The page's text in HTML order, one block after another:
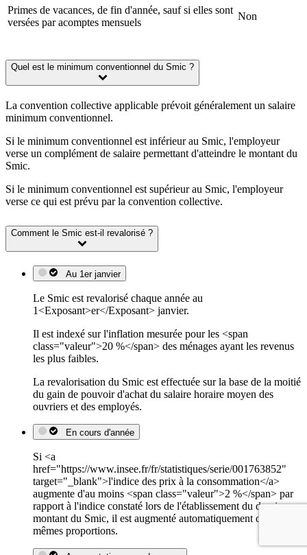
Primes de vacances, de fin d'année, sauf si elles sont
versées par acomptes mensuels
Non
Quel est le minimum conventionnel du Smic ?
La convention collective applicable prévoit généralement un salaire
minimum conventionnel.
Si le minimum conventionnel est inférieur au Smic, l'employeur
verse un complément de salaire permettant d'atteindre le montant du
Smic.
Si le minimum conventionnel est supérieur au Smic, l'employeur
verse ce qui est prévu par la convention collective.
Comment le Smic est-il revalorisé ?
Au 1er janvier
Le Smic est revalorisé chaque année au
1<Exposant>er</Exposant> janvier.
Il est indexé sur l'inflation mesurée pour les <span
class="valeur">20 %</span> des ménages ayant les revenus
les plus faibles.
La revalorisation du Smic est effectuée sur la base de la moitié
du gain de pouvoir d'achat du salaire horaire moyen des
ouvriers et des employés.
En cours d'année
Si <a
href="https://www.insee.fr/fr/statistiques/serie/001763852"
target="_blank">l'indice des prix à la consommation</a>
augmente d'au moins <span class="valeur">2 %</span> par
rapport à l'indice constaté lors de l'établissement du dernier
montant du Smic, il est augmenté automatiquement dans les
mêmes proportions.